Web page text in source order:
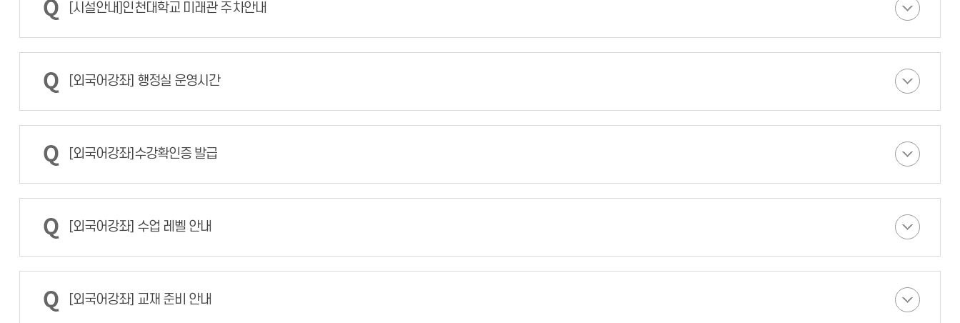
[시설안내]인천대학교 미래관 주차안내
[외국어강좌] 행정실 운영시간
[외국어강좌]수강확인증 발급
[외국어강좌] 수업 레벨 안내
[외국어강좌] 교재 준비 안내